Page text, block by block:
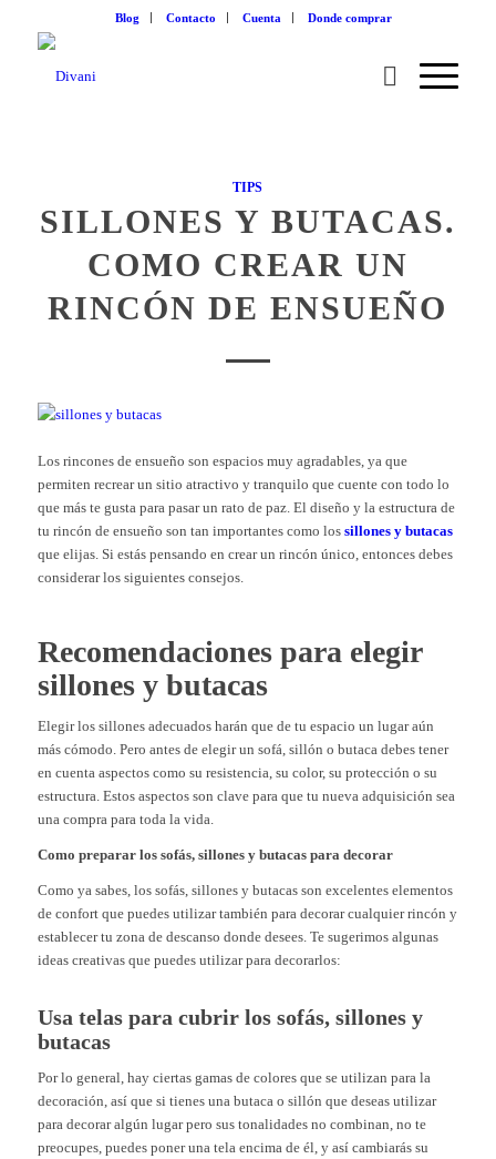
Blog Contacto Cuenta Donde comprar
TIPS
SILLONES Y BUTACAS.
COMO CREAR UN
RINCÓN DE ENSUEÑO
Los rincones de ensueño son espacios muy agradables, ya que
permiten recrear un sitio atractivo y tranquilo que cuente con todo lo
que más te gusta para pasar un rato de paz. El diseño y la estructura de
tu rincón de ensueño son tan importantes como los sillones y butacas
que elijas. Si estás pensando en crear un rincón único, entonces debes
considerar los siguientes consejos.
Recomendaciones para elegir
sillones y butacas
Elegir los sillones adecuados harán que de tu espacio un lugar aún
más cómodo. Pero antes de elegir un sofá, sillón o butaca debes tener
en cuenta aspectos como su resistencia, su color, su protección o su
estructura. Estos aspectos son clave para que tu nueva adquisición sea
una compra para toda la vida.
Como preparar los sofás, sillones y butacas para decorar
Como ya sabes, los sofás, sillones y butacas son excelentes elementos
de confort que puedes utilizar también para decorar cualquier rincón y
establecer tu zona de descanso donde desees. Te sugerimos algunas
ideas creativas que puedes utilizar para decorarlos:
Usa telas para cubrir los sofás, sillones y
butacas
Por lo general, hay ciertas gamas de colores que se utilizan para la
decoración, así que si tienes una butaca o sillón que deseas utilizar
para decorar algún lugar pero sus tonalidades no combinan, no te
preocupes, puedes poner una tela encima de él, y así cambiarás su